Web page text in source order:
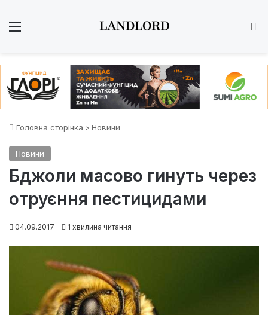
Головна сторінка > Новини
Новини
Бджоли масово гинуть через
отруєння пестицидами
04.09.2017 1 хвилина читання